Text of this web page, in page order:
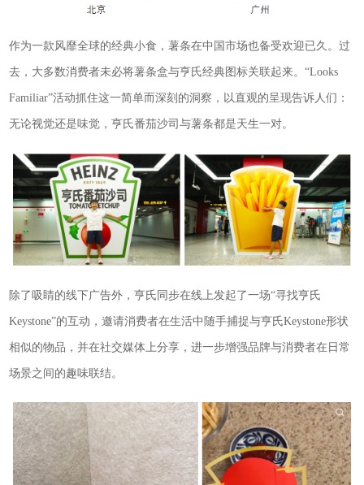
作为一款风靡全球的经典小食，薯条在中国市场也备受欢迎已久。过
去，大多数消费者未必将薯条盒与亨氏经典图标关联起来。“Looks
Familiar”活动抓住这一简单而深刻的洞察，以直观的呈现告诉人们：
无论视觉还是味觉，亨氏番茄沙司与薯条都是天生一对。
除了吸睛的线下广告外，亨氏同步在线上发起了一场“寻找亨氏
Keystone”的互动，邀请消费者在生活中随手捕捉与亨氏Keystone形状
相似的物品，并在社交媒体上分享，进一步增强品牌与消费者在日常
场景之间的趣味联结。